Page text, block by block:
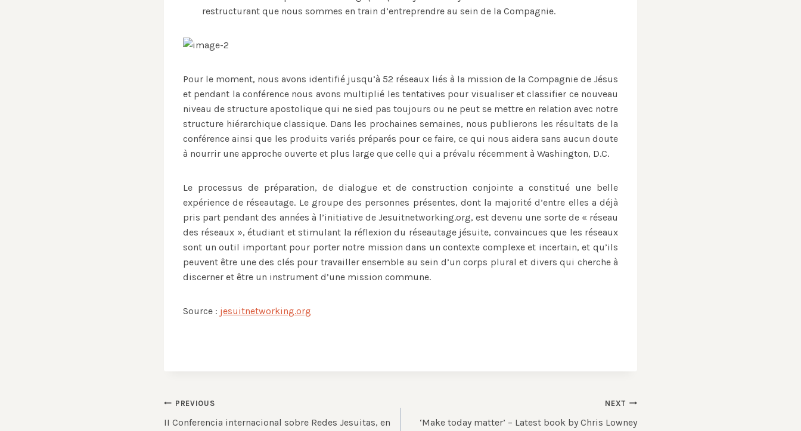
restructurant que nous sommes en train d’entreprendre au sein de la Compagnie.
Pour le moment, nous avons identifié jusqu’à 52 réseaux liés à la mission de la Compagnie de Jésus
et pendant la conférence nous avons multiplié les tentatives pour visualiser et classifier ce nouveau
niveau de structure apostolique qui ne sied pas toujours ou ne peut se mettre en relation avec notre
structure hiérarchique classique. Dans les prochaines semaines, nous publierons les résultats de la
conférence ainsi que les produits variés préparés pour ce faire, ce qui nous aidera sans aucun doute
à nourrir une approche ouverte et plus large que celle qui a prévalu récemment à Washington, D.C.
Le processus de préparation, de dialogue et de construction conjointe a constitué une belle
expérience de réseautage. Le groupe des personnes présentes, dont la majorité d’entre elles a déjà
pris part pendant des années à l’initiative de Jesuitnetworking.org, est devenu une sorte de « réseau
des réseaux », étudiant et stimulant la réflexion du réseautage jésuite, convaincues que les réseaux
sont un outil important pour porter notre mission dans un contexte complexe et incertain, et qu’ils
peuvent être une des clés pour travailler ensemble au sein d’un corps plural et divers qui cherche à
discerner et être un instrument d’une mission commune.
Source : jesuitnetworking.org
Post
PREVIOUS
II Conferencia internacional sobre Redes Jesuitas, en
NEXT
‘Make today matter’ – Latest book by Chris Lowney